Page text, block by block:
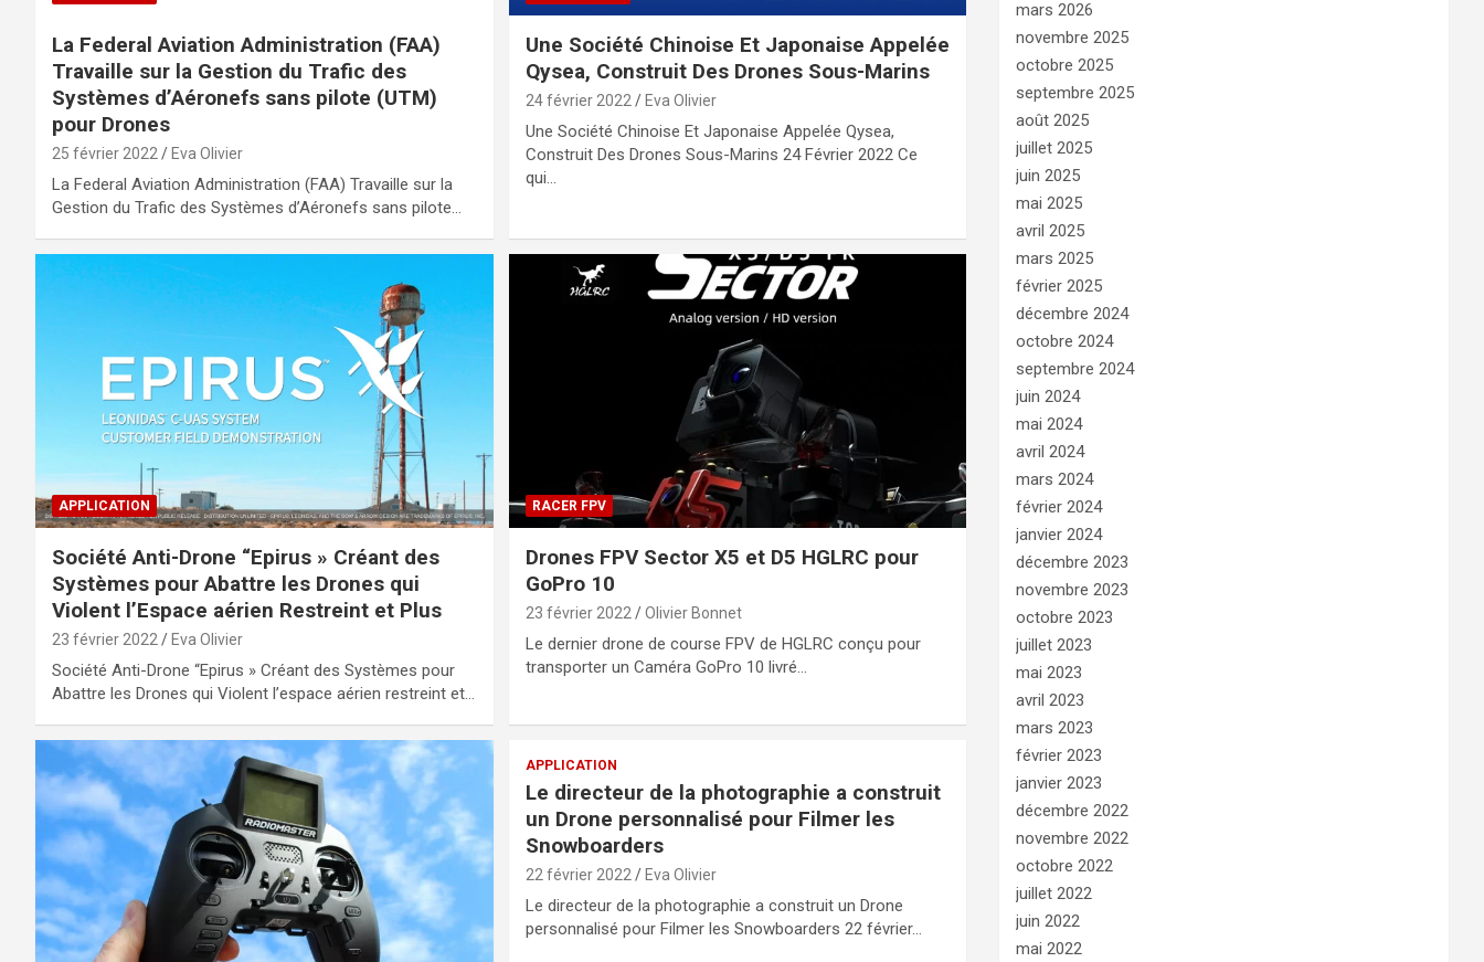
La Federal Aviation Administration (FAA)
Travaille sur la Gestion du Trafic des
Systèmes d’Aéronefs sans pilote (UTM)
pour Drones
25 février 2022 Eva Olivier
La Federal Aviation Administration (FAA) Travaille sur la
Gestion du Trafic des Systèmes d’Aéronefs sans pilote…
Une Société Chinoise Et Japonaise Appelée
Qysea, Construit Des Drones Sous-Marins
24 février 2022 Eva Olivier
Une Société Chinoise Et Japonaise Appelée Qysea,
Construit Des Drones Sous-Marins 24 Février 2022 Ce
qui…
APPLICATION
Société Anti-Drone “Epirus » Créant des
Systèmes pour Abattre les Drones qui
Violent l’Espace aérien Restreint et Plus
23 février 2022 Eva Olivier
Société Anti-Drone “Epirus » Créant des Systèmes pour
Abattre les Drones qui Violent l’espace aérien restreint et…
RACER FPV
Drones FPV Sector X5 et D5 HGLRC pour
GoPro 10
23 février 2022 Olivier Bonnet
Le dernier drone de course FPV de HGLRC conçu pour
transporter un Caméra GoPro 10 livré…
APPLICATION
Le directeur de la photographie a construit
un Drone personnalisé pour Filmer les
Snowboarders
22 février 2022 Eva Olivier
Le directeur de la photographie a construit un Drone
personnalisé pour Filmer les Snowboarders 22 février…
mars 2026
novembre 2025
octobre 2025
septembre 2025
août 2025
juillet 2025
juin 2025
mai 2025
avril 2025
mars 2025
février 2025
décembre 2024
octobre 2024
septembre 2024
juin 2024
mai 2024
avril 2024
mars 2024
février 2024
janvier 2024
décembre 2023
novembre 2023
octobre 2023
juillet 2023
mai 2023
avril 2023
mars 2023
février 2023
janvier 2023
décembre 2022
novembre 2022
octobre 2022
juillet 2022
juin 2022
mai 2022